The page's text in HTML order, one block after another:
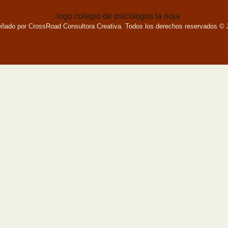
por CrossRoad Consultora Creativa. Todos los derechos reservados ©